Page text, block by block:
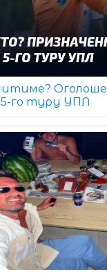
го туру УПЛ